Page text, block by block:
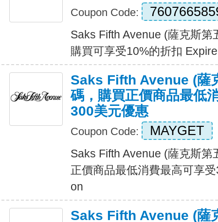
Coupon Code:
Saks Fifth Avenue (薩克斯第
購買可享受10%的折扣
Saks Fifth Avenue (薩
碼，購買正價商品最低
300美元優惠
Coupon Code: MAYGET
Saks Fifth Avenue (薩克斯第
正價商品最低消費最高可享
on
Saks Fifth Avenue (薩